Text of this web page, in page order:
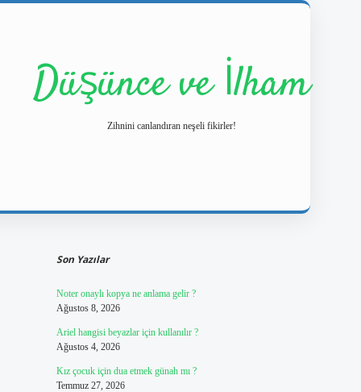
Düşünce ve İlham
Zihnini canlandıran neşeli fikirler!
Son Yazılar
Noter onaylı kopya ne anlama gelir ?
Ağustos 8, 2026
Ariel hangisi beyazlar için kullanılır ?
Ağustos 4, 2026
Kız çocuk için dua etmek günah mı ?
Temmuz 27, 2026